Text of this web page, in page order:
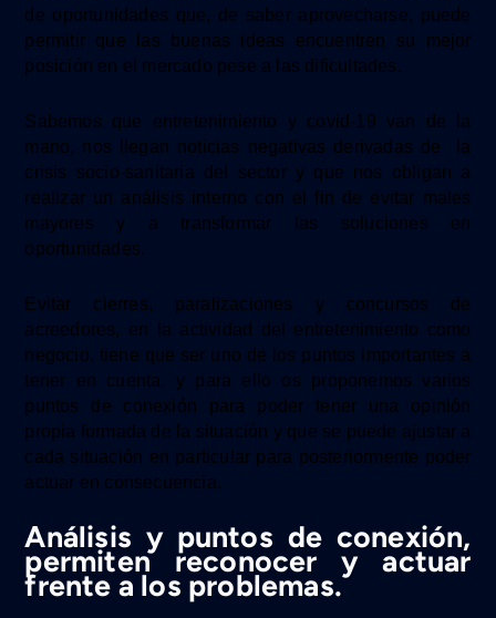
de oportunidades que, de saber aprovecharse, puede
permitir que las buenas ideas encuentren su mejor
posición en el mercado pese a las dificultades.
Sabemos que entretenimiento y covid-19 van de la
mano, nos llegan noticias negativas derivadas de la
crisis socio-sanitaria del sector y que nos obligan a
realizar un análisis interno con el fin de evitar males
mayores y a transformar las soluciones en
oportunidades.
Evitar cierres, paralizaciones y concursos de
acreedores, en la actividad del entretenimiento como
negocio, tiene que ser uno de los puntos importantes a
tener en cuenta, y para ello os proponemos varios
puntos de conexión para poder tener una opinión
propia formada de la situación y que se puede ajustar a
cada situación en particular para posteriormente poder
actuar en consecuencia.
Análisis y puntos de conexión,
permiten reconocer y actuar
frente a los problemas.